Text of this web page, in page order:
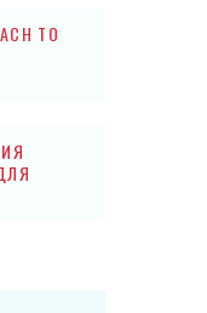
TO